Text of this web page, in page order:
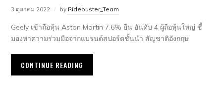
3 ตุลาคม 2022 by Ridebuster_Team
Geely เข้าถือหุ้น Aston Martin 7.6% ยืน อันดับ 4 ผู้ถือหุ้นใหญ่ ชี้
มองหาความร่วมมือจากแบรนด์สปอร์ตชั้นนำ สัญชาติอังกฤษ
CONTINUE READING